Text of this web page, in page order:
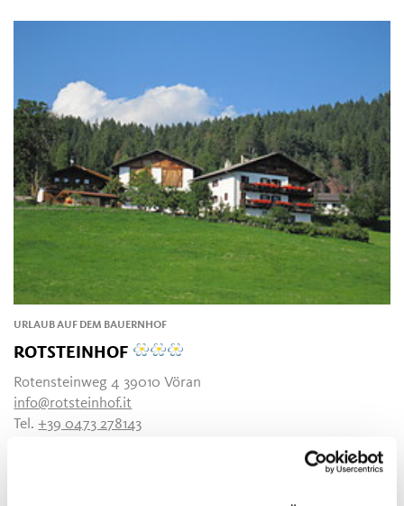
URLAUB AUF DEM BAUERNHOF
ROTSTEINHOF
Rotensteinweg 4 39010 Vöran
info@rotsteinhof.it
Tel.+39 0473 278143